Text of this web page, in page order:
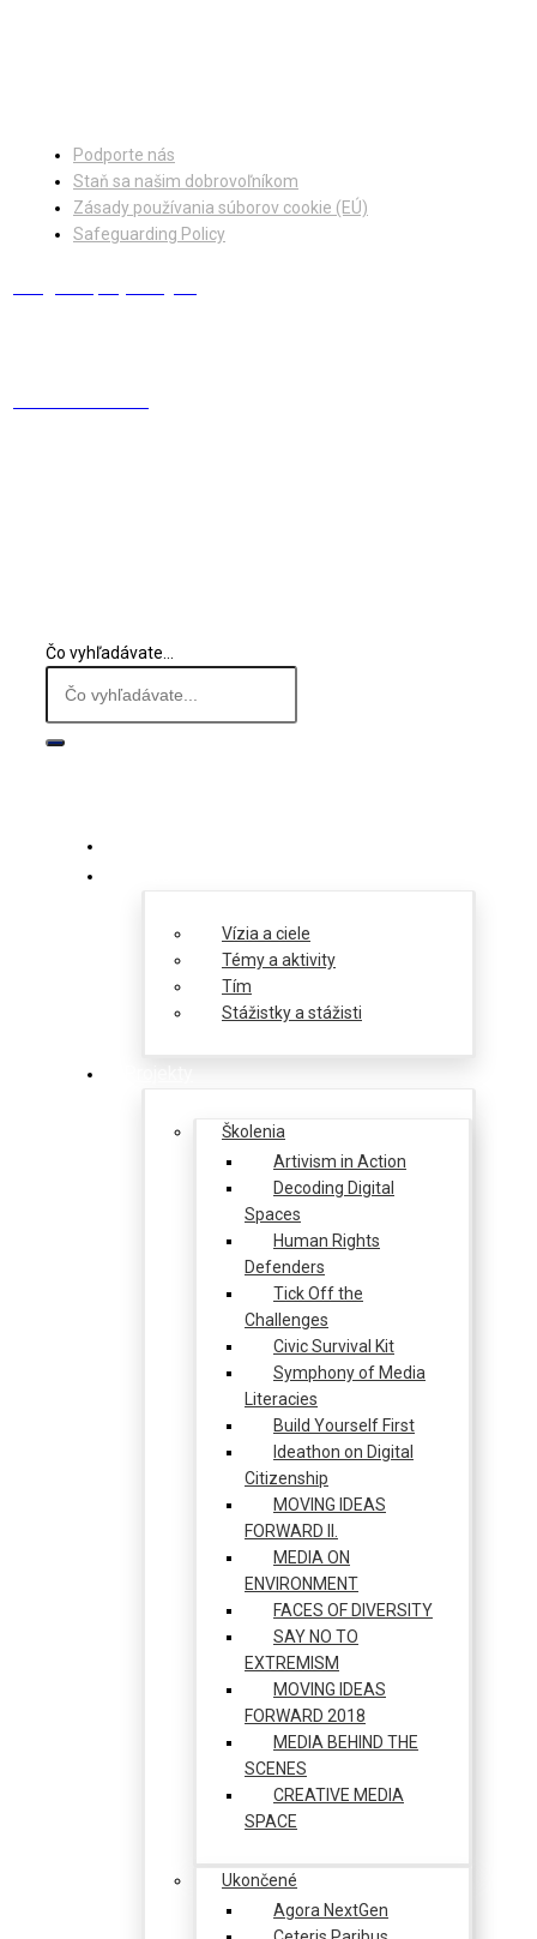
Podporte nás
Staň sa našim dobrovoľníkom
Zásady používania súborov cookie (EÚ)
Safeguarding Policy
Čo vyhľadávate...
Vízia a ciele
Témy a aktivity
Tím
Stážistky a stážisti
Školenia
Artivism in Action
Decoding Digital
Spaces
Human Rights
Defenders
Tick Off the
Challenges
Civic Survival Kit
Symphony of Media
Literacies
Build Yourself First
Ideathon on Digital
Citizenship
MOVING IDEAS
FORWARD II.
MEDIA ON
ENVIRONMENT
FACES OF DIVERSITY
SAY NO TO
EXTREMISM
MOVING IDEAS
FORWARD 2018
MEDIA BEHIND THE
SCENES
CREATIVE MEDIA
SPACE
Ukončené
Agora NextGen